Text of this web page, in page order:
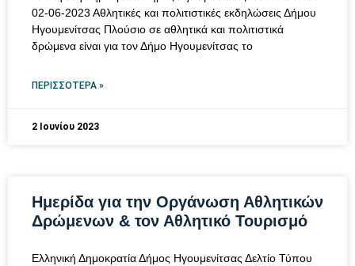
02-06-2023 Αθλητικές και πολιτιστικές εκδηλώσεις Δήμου
Ηγουμενίτσας Πλούσιο σε αθλητικά και πολιτιστικά
δρώμενα είναι για τον Δήμο Ηγουμενίτσας το
ΠΕΡΙΣΣΌΤΕΡΑ »
2 Ιουνίου 2023
Ημερίδα για την Οργάνωση Αθλητικών
Δρώμενων & τον Αθλητικό Τουρισμό
Ελληνική Δημοκρατία Δήμος Ηγουμενίτσας Δελτίο Τύπου